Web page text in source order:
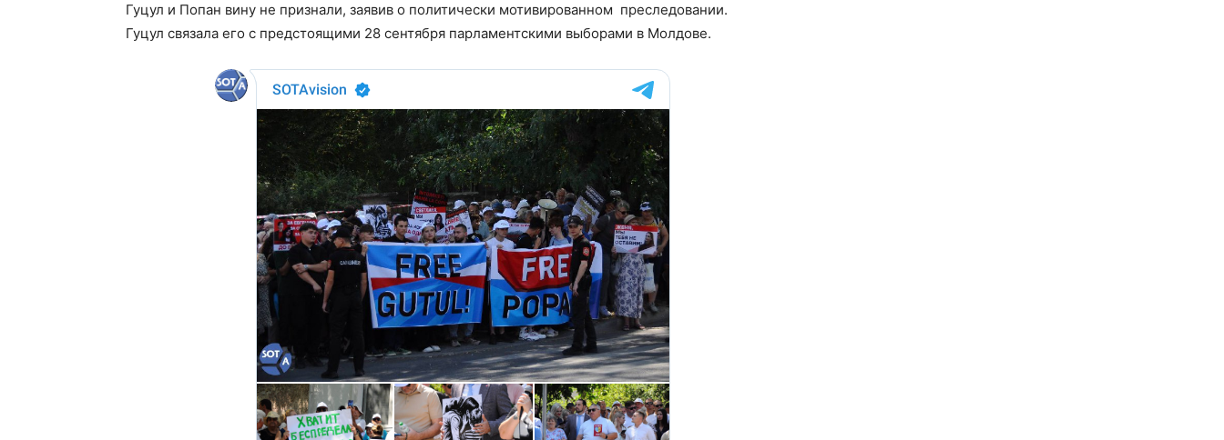
Гуцул и Попан вину не признали, заявив о политически мотивированном преследовании.
Гуцул связала его с предстоящими 28 сентября парламентскими выборами в Молдове.